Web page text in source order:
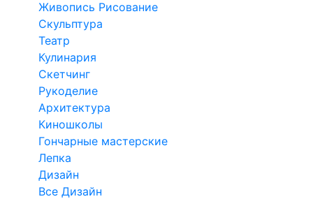
Живопись Рисование
Скульптура
Театр
Кулинария
Скетчинг
Рукоделие
Архитектура
Киношколы
Гончарные мастерские
Лепка
Дизайн
Все Дизайн